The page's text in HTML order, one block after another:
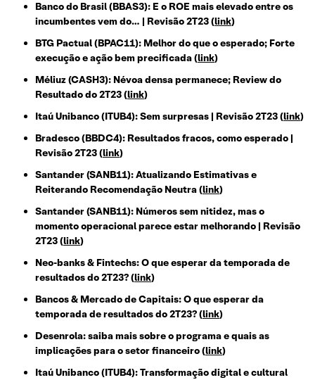
Banco do Brasil (BBAS3): E o ROE mais elevado entre os
incumbentes vem do… | Revisão 2T23 (link)
BTG Pactual (BPAC11): Melhor do que o esperado; Forte
execução e ação bem precificada (link)
Méliuz (CASH3): Névoa densa permanece; Review do
Resultado do 2T23 (link)
Itaú Unibanco (ITUB4): Sem surpresas | Revisão 2T23 (link)
Bradesco (BBDC4): Resultados fracos, como esperado |
Revisão 2T23 (link)
Santander (SANB11): Atualizando Estimativas e
Reiterando Recomendação Neutra (link)
Santander (SANB11): Números sem nitidez, mas o
momento operacional parece estar melhorando | Revisão
2T23 (link)
Neo-banks & Fintechs: O que esperar da temporada de
resultados do 2T23? (link)
Bancos & Mercado de Capitais: O que esperar da
temporada de resultados do 2T23? (link)
Desenrola: saiba mais sobre o programa e quais as
implicações para o setor financeiro(link)
Itaú Unibanco (ITUB4): Transformação digital e cultural